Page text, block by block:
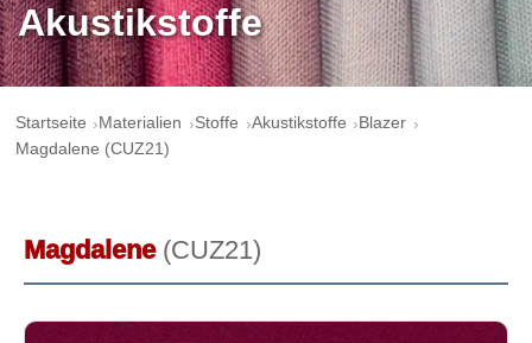
Akustikstoffe
Startseite Materialien Stoffe Akustikstoffe
Blazer
Magdalene (CUZ21)
Magdalene (CUZ21)